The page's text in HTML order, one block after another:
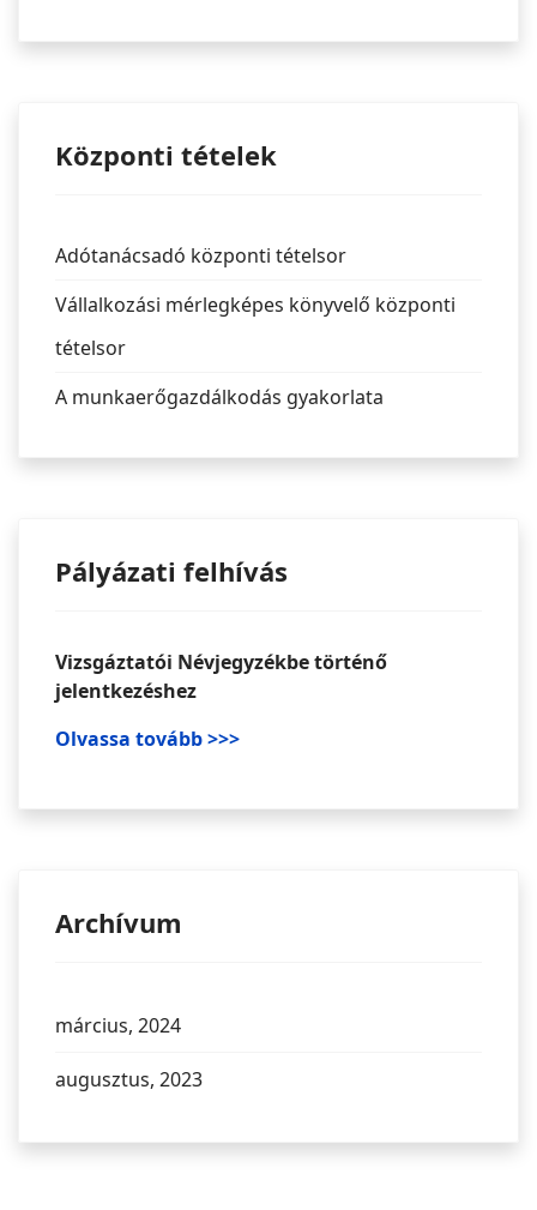
Központi tételek
Adótanácsadó központi tételsor
Vállalkozási mérlegképes könyvelő központi
tételsor
A munkaerőgazdálkodás gyakorlata
Pályázati felhívás
Vizsgáztatói Névjegyzékbe történő
jelentkezéshez
Olvassa tovább >>>
Archívum
március, 2024
augusztus, 2023